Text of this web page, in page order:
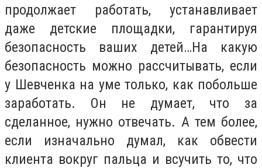
продолжает работать, устанавливает
даже детские площадки, гарантируя
безопасность ваших детей…На какую
безопасность можно рассчитывать, если
у Шевченка на уме только, как побольше
заработать. Он не думает, что за
сделанное, нужно отвечать. А тем более,
если изначально думал, как обвести
клиента вокруг пальца и всучить то, что